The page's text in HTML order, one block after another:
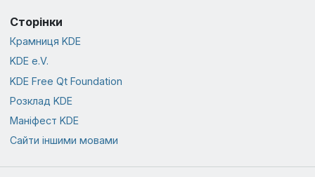
Сторінки
Крамниця KDE
KDE e.V.
KDE Free Qt Foundation
Розклад KDE
Маніфест KDE
Сайти іншими мовами